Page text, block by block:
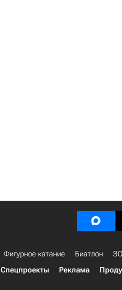
Фигурное катание Биатлон
Спецпроекты
Реклама